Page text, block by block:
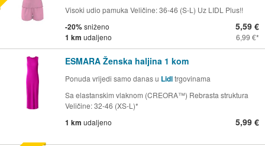
Visoki udio pamuka Veličine: 36-46 (S-L) Uz LIDL Plus!!
-20%sniženo
1 km udaljeno
5,59 €
6,99 €
ESMARA Ženska haljina 1 kom
Ponuda vrijedi samo danas u Lidltrgovinama
Sa elastanskim vlaknom (CREORA™) Rebrasta struktura
Veličine: 32-46 (XS-L)*
1 km udaljeno 5,99 €